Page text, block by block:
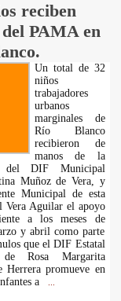
reciben
PAMA en
Un total de 32
niños
trabajadores
urbanos
marginales de
Río Blanco
recibieron de
manos de la
del DIF Municipal
Muñoz de Vera, y
Municipal de esta
Vera Aguilar el apoyo
a los meses de
y abril como parte
que el DIF Estatal
Rosa Margarita
Herrera promueve en
a